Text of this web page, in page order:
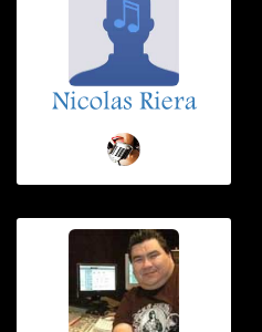
Nicolas Riera